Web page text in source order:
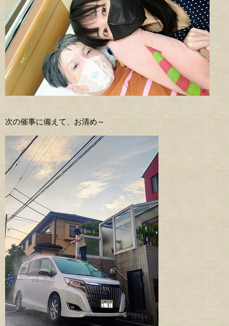
次の催事に備えて、お清め～